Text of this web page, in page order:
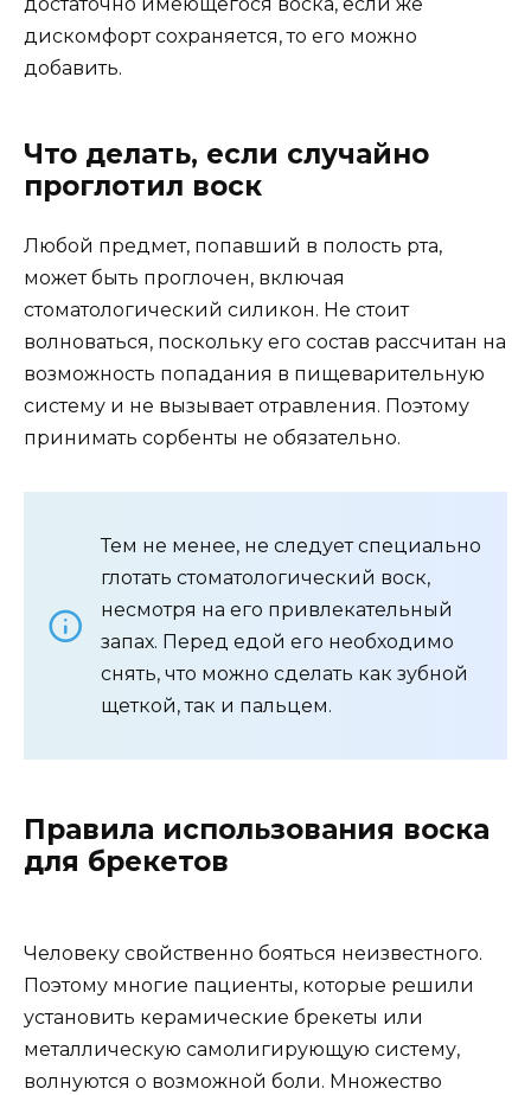
дискомфорт сохраняется, то его можно
добавить.
Что делать, если случайно
проглотил воск
Любой предмет, попавший в полость рта,
может быть проглочен, включая
стоматологический силикон. Не стоит
волноваться, поскольку его состав рассчитан на
возможность попадания в пищеварительную
систему и не вызывает отравления. Поэтому
принимать сорбенты не обязательно.
Тем не менее, не следует специально
глотать стоматологический воск,
несмотря на его привлекательный
запах. Перед едой его необходимо
снять, что можно сделать как зубной
щеткой, так и пальцем.
Правила использования воска
для брекетов
Человеку свойственно бояться неизвестного.
Поэтому многие пациенты, которые решили
установить керамические брекеты или
металлическую самолигирующую систему,
волнуются о возможной боли. Множество